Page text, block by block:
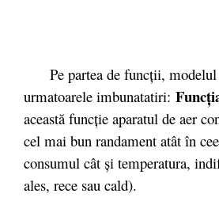
Pe partea de funcții, modelul
urmatoarele imbunatatiri:
această funcţie aparatul de aer
cel mai bun randament atât în
consumul cât şi temperatura,
ales, rece sau cald).